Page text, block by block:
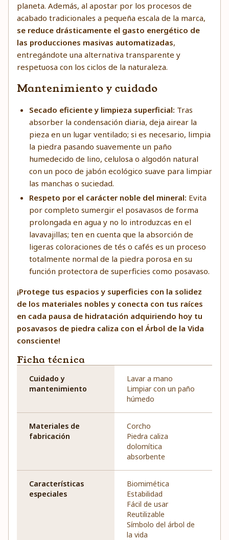
planeta. Además, al apostar por los procesos de
acabado tradicionales a pequeña escala de la marca,
se reduce drásticamente el gasto energético de
las producciones masivas automatizadas,
entregándote una alternativa transparente y
respetuosa con los ciclos de la naturaleza.
Mantenimiento y cuidado
Secado eficiente y limpieza superficial: Tras
absorber la condensación diaria, deja airear la
pieza en un lugar ventilado; si es necesario, limpia
la piedra pasando suavemente un paño
humedecido de lino, celulosa o algodón natural
con un poco de jabón ecológico suave para limpiar
las manchas o suciedad.
Respeto por el carácter noble del mineral: Evita
por completo sumergir el posavasos de forma
prolongada en agua y no lo introduzcas en el
lavavajillas; ten en cuenta que la absorción de
ligeras coloraciones de tés o cafés es un proceso
totalmente normal de la piedra porosa en su
función protectora de superficies como posavaso.
¡Protege tus espacios y superficies con la solidez
de los materiales nobles y conecta con tus raíces
en cada pausa de hidratación adquiriendo hoy tu
posavasos de piedra caliza con el Árbol de la Vida
consciente!
Ficha técnica
Cuidado y
mantenimiento
Lavar a mano
Limpiar con un paño
húmedo
Materiales de
fabricación
Corcho
Piedra caliza
dolomítica
absorbente
Características
especiales
Biomimética
Estabilidad
Fácil de usar
Reutilizable
Símbolo del árbol de
la vida